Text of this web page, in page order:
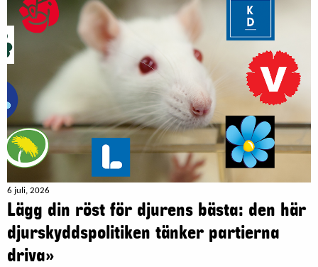
6 juli, 2026
Lägg din röst för djurens bästa: den här
djurskyddspolitiken tänker partierna
driva»